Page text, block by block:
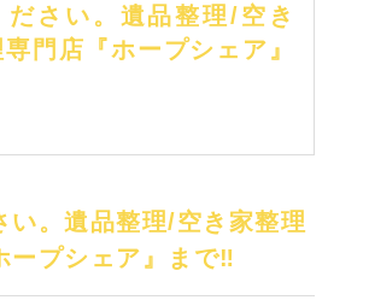
ださい。遺品整理/空き
門店『ホープシェア』
い。遺品整理/空き家整理
ープシェア』まで‼